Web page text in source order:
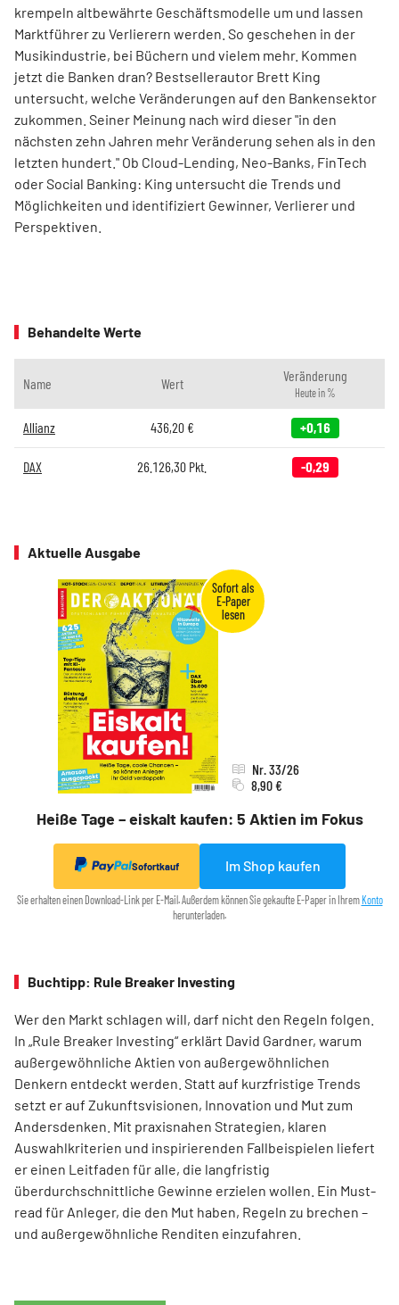
krempeln altbewährte Geschäftsmodelle um und lassen
Marktführer zu Verlierern werden. So geschehen in der
Musikindustrie, bei Büchern und vielem mehr. Kommen
jetzt die Banken dran? Bestsellerautor Brett King
untersucht, welche Veränderungen auf den Bankensektor
zukommen. Seiner Meinung nach wird dieser "in den
nächsten zehn Jahren mehr Veränderung sehen als in den
letzten hundert." Ob Cloud-Lending, Neo-Banks, FinTech
oder Social Banking: King untersucht die Trends und
Möglichkeiten und identifiziert Gewinner, Verlierer und
Perspektiven.
Behandelte Werte
Name Wert Veränderung
Heute in %
Allianz 436,20€ +0,16
DAX 26.126,30 Pkt. -0,29
Aktuelle Ausgabe
Heiße Tage – eiskalt kaufen: 5 Aktien im Fokus
Nr. 33/26
8,90 €
Sofortkauf Im Shop kaufen
Sie erhalten einen Download-Link per E-Mail. Außerdem können Sie gekaufte E-Paper in IhremKonto
herunterladen.
Buchtipp: Rule Breaker Investing
Wer den Markt schlagen will, darf nicht den Regeln folgen.
In „Rule Breaker Investing“ erklärt David Gardner, warum
außergewöhnliche Aktien von außer­gewöhnlichen
Denkern entdeckt werden. Statt auf kurzfristige Trends
setzt er auf Zukunftsvisionen, Innovation und Mut zum
Andersdenken. Mit praxisnahen Strategien, klaren
Auswahlkriterien und inspirierenden Fallbeispielen liefert
er einen Leit­faden für alle, die langfristig
überdurchschnittliche Gewinne erzielen wollen. Ein Must-
read für Anleger, die den Mut haben, Regeln zu brechen –
und außergewöhnliche Renditen einzufahren.